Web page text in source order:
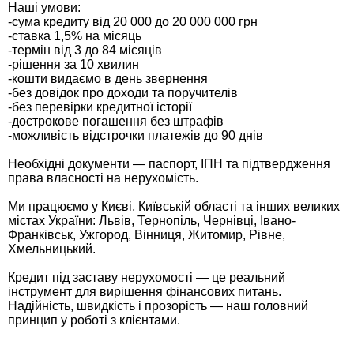
Наші умови:
-сума кредиту від 20 000 до 20 000 000 грн
-ставка 1,5% на місяць
-термін від 3 до 84 місяців
-рішення за 10 хвилин
-кошти видаємо в день звернення
-без довідок про доходи та поручителів
-без перевірки кредитної історії
-дострокове погашення без штрафів
-можливість відстрочки платежів до 90 днів
Необхідні документи — паспорт, ІПН та підтвердження
права власності на нерухомість.
Ми працюємо у Києві, Київській області та інших великих
містах України: Львів, Тернопіль, Чернівці, Івано-
Франківськ, Ужгород, Вінниця, Житомир, Рівне,
Хмельницький.
Кредит під заставу нерухомості — це реальний
інструмент для вирішення фінансових питань.
Надійність, швидкість і прозорість — наш головний
принцип у роботі з клієнтами.